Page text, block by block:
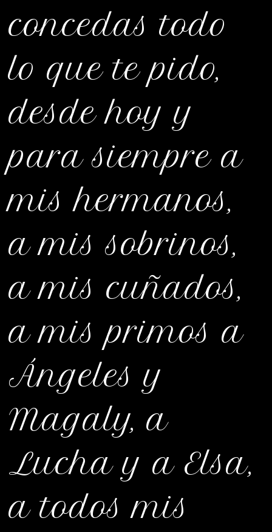
concedas todo
lo que te pido,
desde hoy y
para siempre a
mis hermanos,
a mis sobrinos,
a mis cuñados,
a mis primos a
Ángeles y
Magaly, a
Lucha y a Elsa,
a todos mis